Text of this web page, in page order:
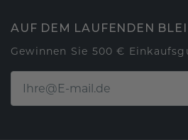
AUF DEM LAUFENDEN
Gewinnen Sie 500 €